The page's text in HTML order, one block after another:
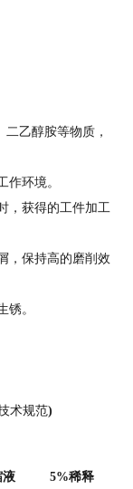
乙醇胺等物质，
作环境。
，获得的工件加工
，保持高的磨削效
锈。
术规范)
液 5%稀释